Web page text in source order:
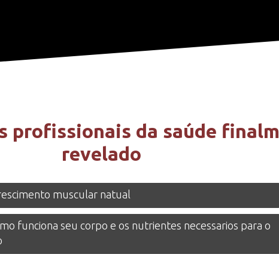
profissionais da saúde
revelado
muscular natual
funciona seu corpo e os nutrientes necessarios para o